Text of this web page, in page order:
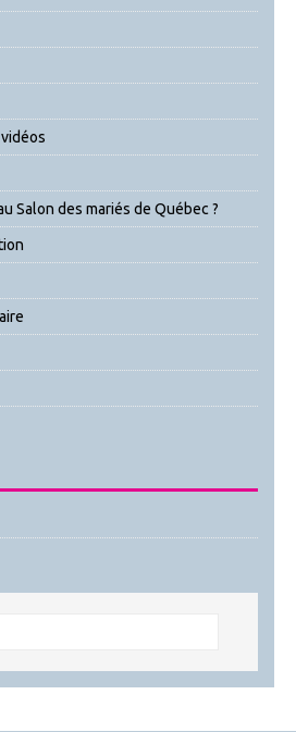
Salon des mariés de Québec ?